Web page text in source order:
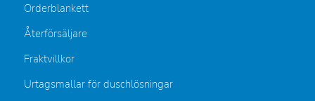
Orderblankett
Återförsäljare
Fraktvillkor
Urtagsmallar för duschlösningar